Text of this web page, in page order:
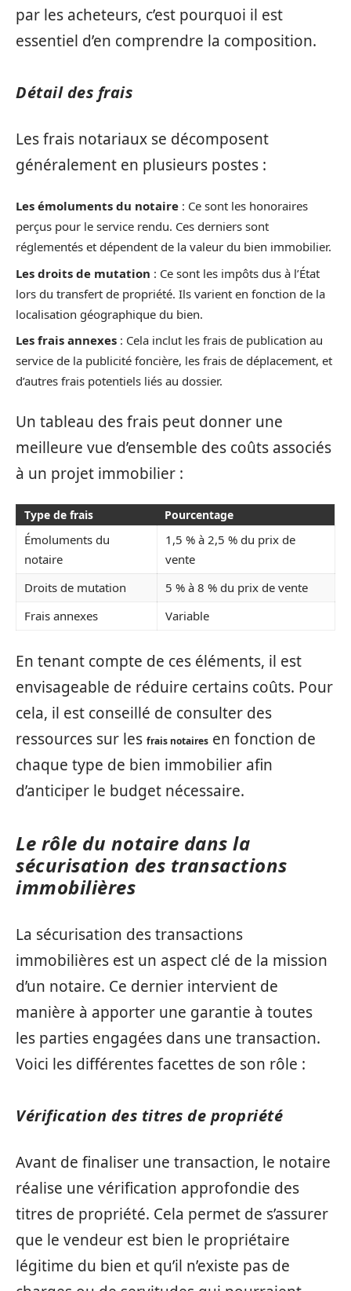
par les acheteurs, c’est pourquoi il est
essentiel d’en comprendre la composition.
Détail des frais
Les frais notariaux se décomposent
généralement en plusieurs postes :
Les émoluments du notaire : Ce sont les honoraires
perçus pour le service rendu. Ces derniers sont
réglementés et dépendent de la valeur du bien immobilier.
Les droits de mutation : Ce sont les impôts dus à l’État
lors du transfert de propriété. Ils varient en fonction de la
localisation géographique du bien.
Les frais annexes : Cela inclut les frais de publication au
service de la publicité foncière, les frais de déplacement, et
d’autres frais potentiels liés au dossier.
Un tableau des frais peut donner une
meilleure vue d’ensemble des coûts associés
à un projet immobilier :
Type de frais Pourcentage
Émoluments du
notaire
1,5 % à 2,5 % du prix de
vente
Droits de mutation
5 % à 8 % du prix de vente
Frais annexes
Variable
En tenant compte de ces éléments, il est
envisageable de réduire certains coûts. Pour
cela, il est conseillé de consulter des
ressources sur les frais notaires en fonction de
chaque type de bien immobilier afin
d’anticiper le budget nécessaire.
Le rôle du notaire dans la
sécurisation des transactions
immobilières
La sécurisation des transactions
immobilières est un aspect clé de la mission
d’un notaire. Ce dernier intervient de
manière à apporter une garantie à toutes
les parties engagées dans une transaction.
Voici les différentes facettes de son rôle :
Vérification des titres de propriété
Avant de finaliser une transaction, le notaire
réalise une vérification approfondie des
titres de propriété. Cela permet de s’assurer
que le vendeur est bien le propriétaire
légitime du bien et qu’il n’existe pas de